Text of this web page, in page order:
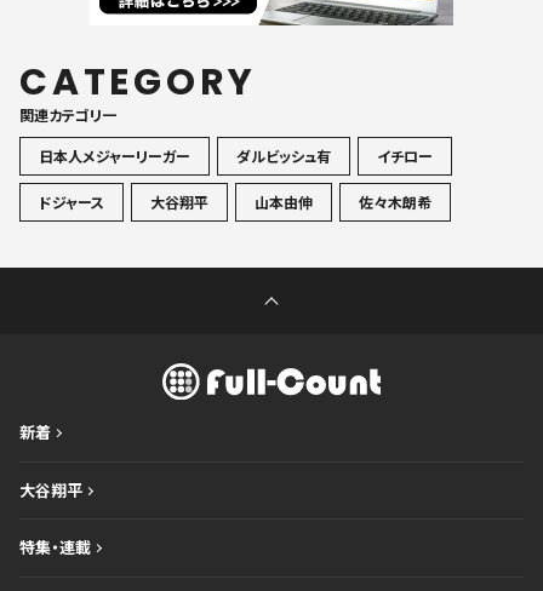
CATEGORY
関連カテゴリ一
日本人メジャーリーガー
ダルビッシュ有 イチロー
ドジャース 大谷翔平 山本由伸 佐々木朗希
新着
大谷翔平
特集・連載